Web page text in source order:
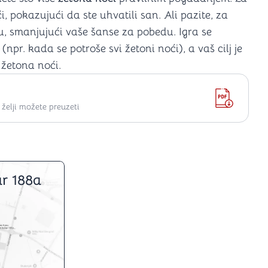
pokazujući da ste uhvatili san. Ali pazite, za
smanjujući vaše šanse za pobedu. Igra se
kada se potroše svi žetoni noći), a vaš cilj je
noći.
možete preuzeti
188a